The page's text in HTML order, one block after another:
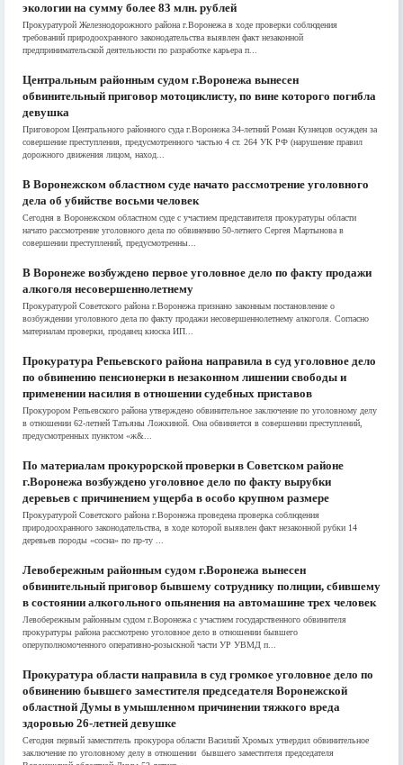
экологии на сумму более 83 млн. рублей
Прокуратурой Железнодорожного района г.Воронежа в ходе проверки соблюдения
требований природоохранного законодательства выявлен факт незаконной
предпринимательской деятельности по разработке карьера п...
Центральным районным судом г.Воронежа вынесен
обвинительный приговор мотоциклисту, по вине которого погибла
девушка
Приговором Центрального районного суда г.Воронежа 34-летний Роман Кузнецов осужден за
совершение преступления, предусмотренного частью 4 ст. 264 УК РФ (нарушение правил
дорожного движения лицом, наход...
В Воронежском областном суде начато рассмотрение уголовного
дела об убийстве восьми человек
Сегодня в Воронежском областном суде с участием представителя прокуратуры области
начато рассмотрение уголовного дела по обвинению 50-летнего Сергея Мартынова в
совершении преступлений, предусмотренны...
В Воронеже возбуждено первое уголовное дело по факту продажи
алкоголя несовершеннолетнему
Прокуратурой Советского района г.Воронежа признано законным постановление о
возбуждении уголовного дела по факту продажи несовершеннолетнему алкоголя. Согласно
материалам проверки, продавец киоска ИП...
Прокуратура Репьевского района направила в суд уголовное дело
по обвинению пенсионерки в незаконном лишении свободы и
применении насилия в отношении судебных приставов
Прокурором Репьевского района утверждено обвинительное заключение по уголовному делу
в отношении 62-летней Татьяны Ложкиной. Она обвиняется в совершении преступлений,
предусмотренных пунктом «ж&...
По материалам прокурорской проверки в Советском районе
г.Воронежа возбуждено уголовное дело по факту вырубки
деревьев с причинением ущерба в особо крупном размере
Прокуратурой Советского района г.Воронежа проведена проверка соблюдения
природоохранного законодательства, в ходе которой выявлен факт незаконной рубки 14
деревьев породы «сосна» по пр-ту ...
Левобережным районным судом г.Воронежа вынесен
обвинительный приговор бывшему сотруднику полиции, сбившему
в состоянии алкогольного опьянения на автомашине трех человек
Левобережным районным судом г.Воронежа с участием государственного обвинителя
прокуратуры района рассмотрено уголовное дело в отношении бывшего
оперуполномоченного оперативно-розыскной части УР УВМД п...
Прокуратура области направила в суд громкое уголовное дело по
обвинению бывшего заместителя председателя Воронежской
областной Думы в умышленном причинении тяжкого вреда
здоровью 26-летней девушке
Сегодня первый заместитель прокурора области Василий Хромых утвердил обвинительное
заключение по уголовному делу в отношении бывшего заместителя председателя